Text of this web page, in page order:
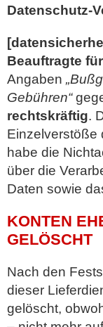
Datenschutz-
Beauftragte
Angaben
Gebühren“
rechtskräftig.
Einzelverstöße
habe die
über die
Daten sowie
KONTEN
GELÖSCHT
Nach den
dieser
gelöscht,